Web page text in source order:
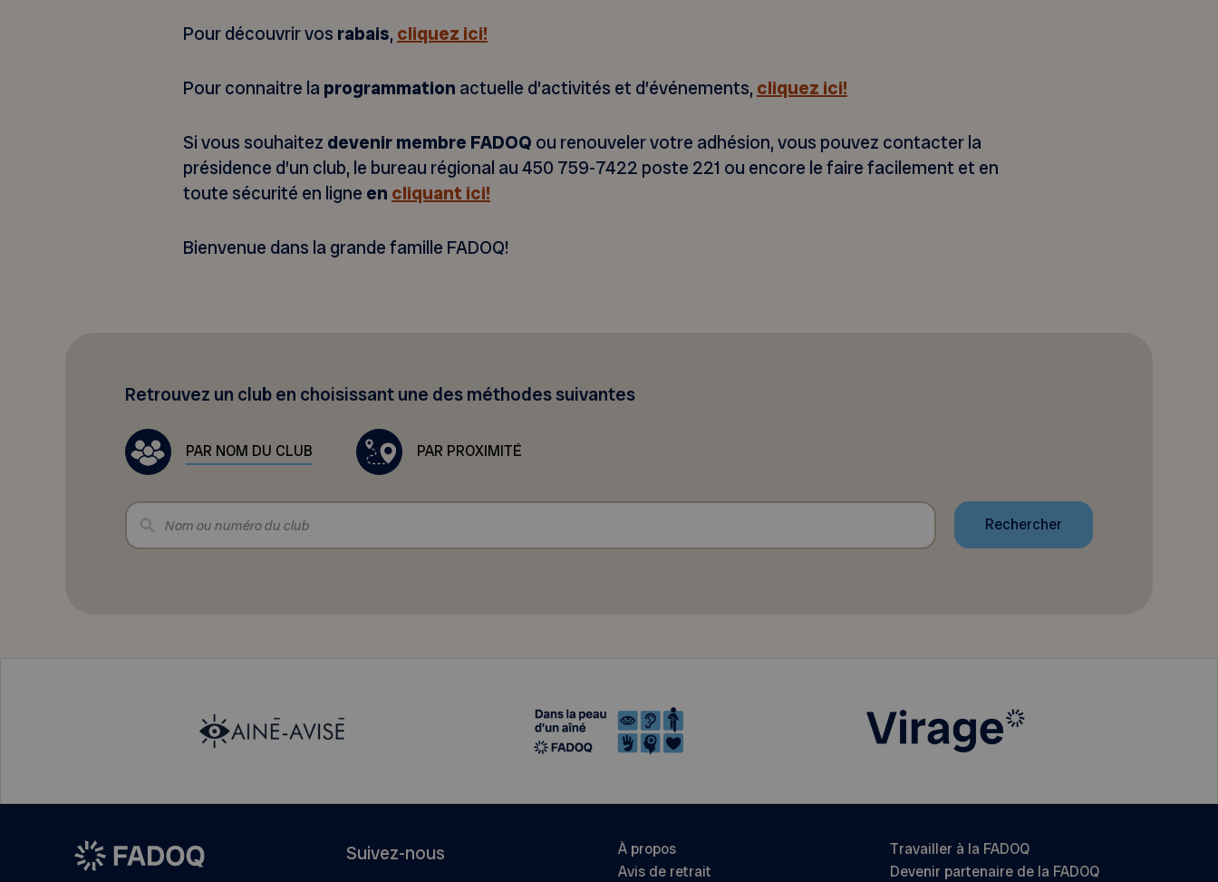
Pour découvrir vos rabais,cliquez ici!
Pour connaitre laprogrammation actuelle d’activités et d’événements,cliquez ici!
Si vous souhaitez devenir membre FADOQ ou renouveler votre adhésion, vous pouvez contacter la
présidence d’un club, le bureau régional au 450 759-7422 poste 221 ou encore le faire facilement et en
toute sécurité en ligne en cliquant ici!
Bienvenue dans la grande famille FADOQ!
Retrouvez un club en choisissant une des méthodes suivantes
PAR NOM DU CLUB PAR PROXIMITÉ
Suivez-nous
À propos
Avis de retrait
Travailler à la FADOQ
Devenir partenaire de la FADOQ